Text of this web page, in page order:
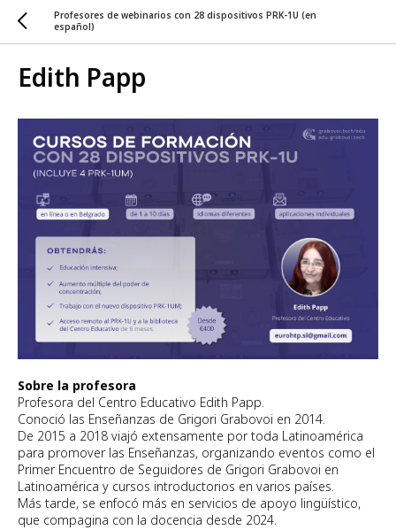
Profesores de webinarios con 28 dispositivos PRK-1U (en
español)
Edith Papp
Sobre la profesora
Profesora del Centro Educativo Edith Papp.
Conoció las Enseñanzas de Grigori Grabovoi en 2014.
De 2015 a 2018 viajó extensamente por toda Latinoamérica
para promover las Enseñanzas, organizando eventos como el
Primer Encuentro de Seguidores de Grigori Grabovoi en
Latinoamérica y cursos introductorios en varios países.
Más tarde, se enfocó más en servicios de apoyo lingüístico,
que compagina con la docencia desde 2024.